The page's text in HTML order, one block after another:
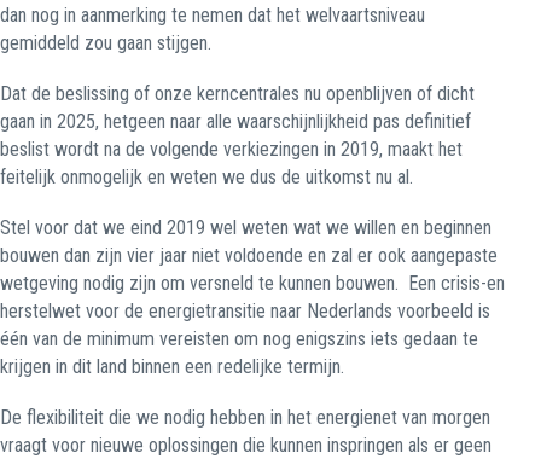
dan nog in aanmerking te nemen dat het welvaartsniveau
gemiddeld zou gaan stijgen.
Dat de beslissing of onze kerncentrales nu openblijven of dicht
gaan in 2025, hetgeen naar alle waarschijnlijkheid pas definitief
beslist wordt na de volgende verkiezingen in 2019, maakt het
feitelijk onmogelijk en weten we dus de uitkomst nu al.
Stel voor dat we eind 2019 wel weten wat we willen en beginnen
bouwen dan zijn vier jaar niet voldoende en zal er ook aangepaste
wetgeving nodig zijn om versneld te kunnen bouwen. Een crisis-en
herstelwet voor de energietransitie naar Nederlands voorbeeld is
één van de minimum vereisten om nog enigszins iets gedaan te
krijgen in dit land binnen een redelijke termijn.
De flexibiliteit die we nodig hebben in het energienet van morgen
vraagt voor nieuwe oplossingen die kunnen inspringen als er geen